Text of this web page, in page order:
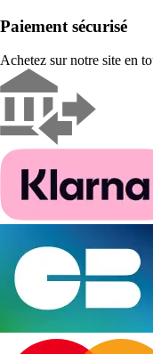
Paiement sécurisé
Achetez sur notre site en